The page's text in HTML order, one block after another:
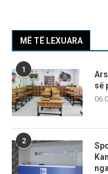
MË TË LEXUARA
1
së
2